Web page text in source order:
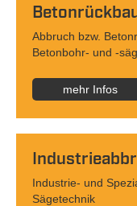
Abbruch bzw.
Betonbohr- und -
mehr Infos
Industrie- und
Sägetechnik